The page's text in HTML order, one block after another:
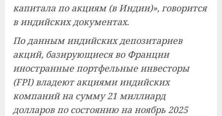
капитала по акциям (в Индии)», говорится
в индийских документах.
По данным индийских депозитариев
акций, базирующиеся во Франции
иностранные портфельные инвесторы
(FPI) владеют акциями индийских
компаний на сумму 21 миллиард
долларов по состоянию на ноябрь 2025